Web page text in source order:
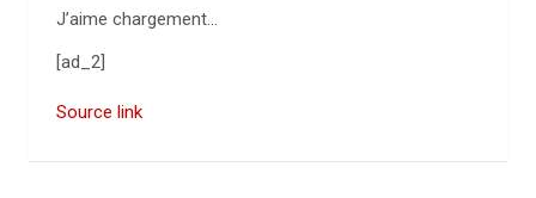
J’aime chargement…
[ad_2]
Source link